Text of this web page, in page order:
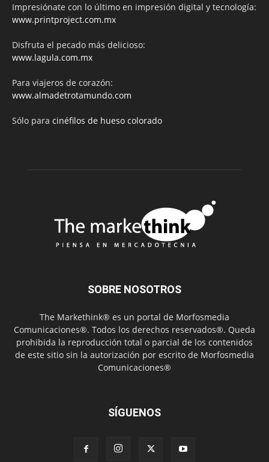
Impresiónate con lo último en impresión digital y tecnología:
www.printproject.com.mx
Disfruta el pecado más delicioso:
www.lagula.com.mx
Para viajeros de corazón:
www.almadetrotamundo.com
Sólo para cinéfilos de hueso colorado
SOBRE NOSOTROS
The Markethink® es un portal de Morfosmedia
Comunicaciones®. Todos los derechos reservados®. Queda
prohibida la reproducción total o parcial de los contenidos
de este sitio sin la autorización por escrito de Morfosmedia
Comunicaciones®
SÍGUENOS